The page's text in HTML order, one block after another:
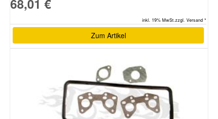
68,01 €
inkl. 19% MwSt.zzgl. Versand *
Zum Artikel